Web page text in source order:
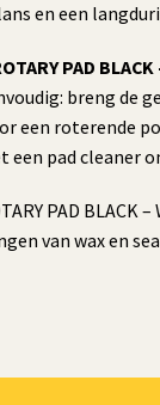
en een
PAD BLACK
breng
een roterende
pad cleaner
PAD BLACK
van wax en